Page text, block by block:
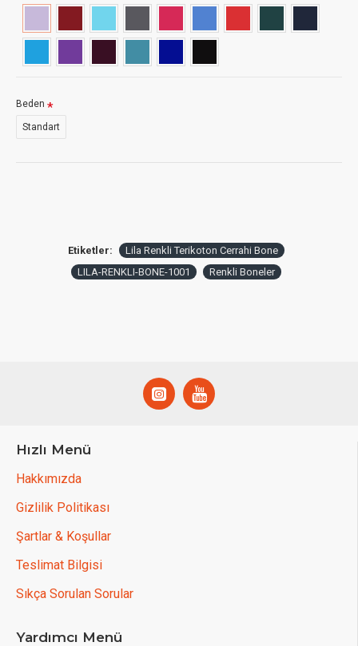
Beden
Standart
Etiketler:
Lila Renkli Terikoton Cerrahi Bone
LILA-RENKLI-BONE-1001
Renkli Boneler
Hızlı Menü
Hakkımızda
Gizlilik Politikası
Şartlar & Koşullar
Teslimat Bilgisi
Sıkça Sorulan Sorular
Yardımcı Menü